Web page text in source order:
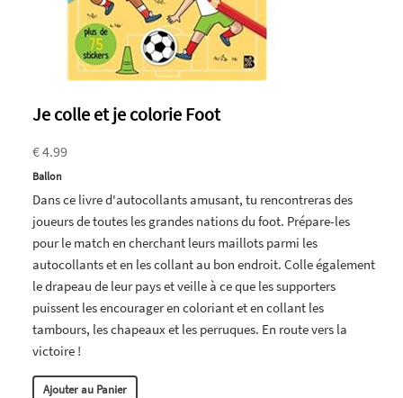
Je colle et je colorie Foot
€ 4.99
Ballon
Dans ce livre d'autocollants amusant, tu rencontreras des
joueurs de toutes les grandes nations du foot. Prépare-les
pour le match en cherchant leurs maillots parmi les
autocollants et en les collant au bon endroit. Colle également
le drapeau de leur pays et veille à ce que les supporters
puissent les encourager en coloriant et en collant les
tambours, les chapeaux et les perruques. En route vers la
victoire !
Ajouter au Panier